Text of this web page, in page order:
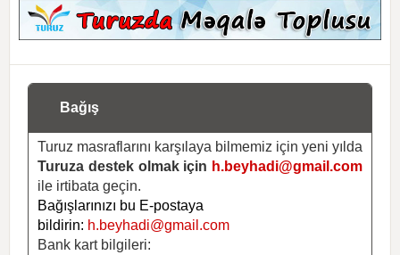
Bağış
Turuz masraflarını karşılaya bilmemiz için yeni yılda
Turuza destek olmak için h.beyhadi@gmail.com
ile irtibata geçin.
Bağışlarınızı bu E-postaya
bildirin: h.beyhadi@gmail.com
Bank kart bilgileri: